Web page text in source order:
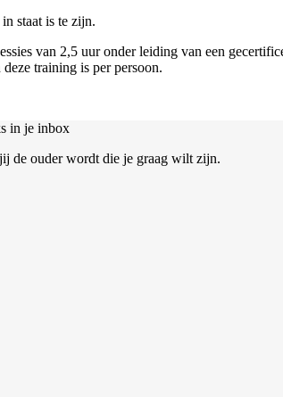
staat is te zijn.
van 2,5 uur onder leiding van een
training is per persoon.
in je inbox
de ouder wordt die je graag wilt zijn.